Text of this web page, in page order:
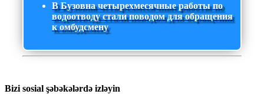
В Бузовна четырехмесячные работы по
водоотводу стали поводом для обращения
к омбудсмену
Bizi sosial şəbəkələrdə izləyin